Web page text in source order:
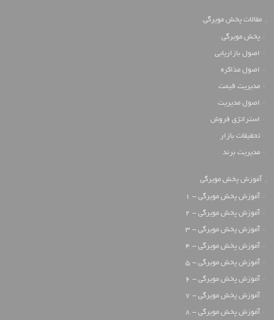
مقالات پخش مویرگی
پخش مویرگی
اصول بازاریابی
اصول مذاکره
مدیریت قیمت
اصول مدیریت
استراتژی فروش
تحقیقات بازار
مدیریت برند
آموزش پخش مویرگی
آموزش پخش مویرگی - 1
آموزش پخش مویرگی - 2
آموزش پخش مویرگی - 3
آموزش پخش مویرگی - 4
آموزش پخش مویرگی - 5
آموزش پخش مویرگی - 6
آموزش پخش مویرگی - 7
آموزش پخش مویرگی - 8